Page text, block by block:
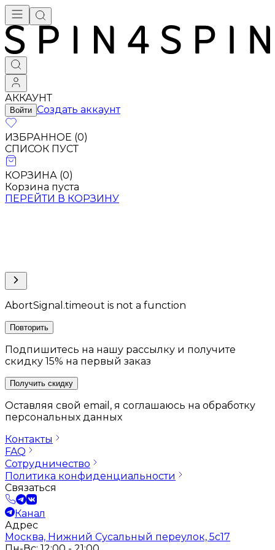
АККАУНТ
Войти Создать аккаунт
ИЗБРАННОЕ (0)
СПИСОК ПУСТ
КОРЗИНА (0)
Корзина пуста
ПЕРЕЙТИ В КОРЗИНУ
AbortSignal.timeout is not a function
Повторить
Подпишитесь на нашу рассылку и получите
скидку 15% на первый заказ
Получить скидку
Оставляя свой email, я соглашаюсь на обработку
персональных данных
Контакты
FAQ
Сотрудничество
Политика конфиденциальности
Связаться
Канал
Адрес
Москва, Нижний Сусальный переулок, 5с17